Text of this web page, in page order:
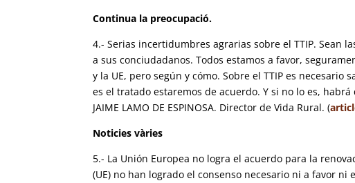
Continua la preocupació.
4.- Serias incertidumbres agrarias sobre el TTIP.Sean
a sus conciudadanos. Todos estamos a favor,
y la UE, pero según y cómo. Sobre el TTIP es
es el tratado estaremos de acuerdo. Y si no lo es,
JAIME LAMO DE ESPINOSA. Director de Vida Rural. (
Noticies vàries
5.- La Unión Europea no logra el acuerdo para la
(UE) no han logrado el consenso necesario ni a favor